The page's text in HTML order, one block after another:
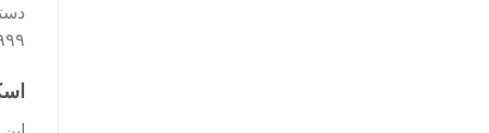
۹۹۹ برگی و بزرگ نمایی ۲۵